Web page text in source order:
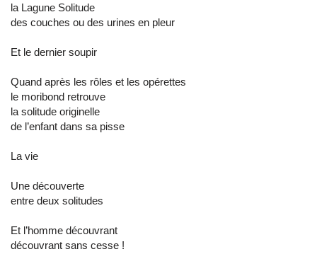
la Lagune Solitude
des couches ou des urines en pleur
Et le dernier soupir
Quand après les rôles et les opérettes
le moribond retrouve
la solitude originelle
de l’enfant dans sa pisse
La vie
Une découverte
entre deux solitudes
Et l’homme découvrant
découvrant sans cesse !